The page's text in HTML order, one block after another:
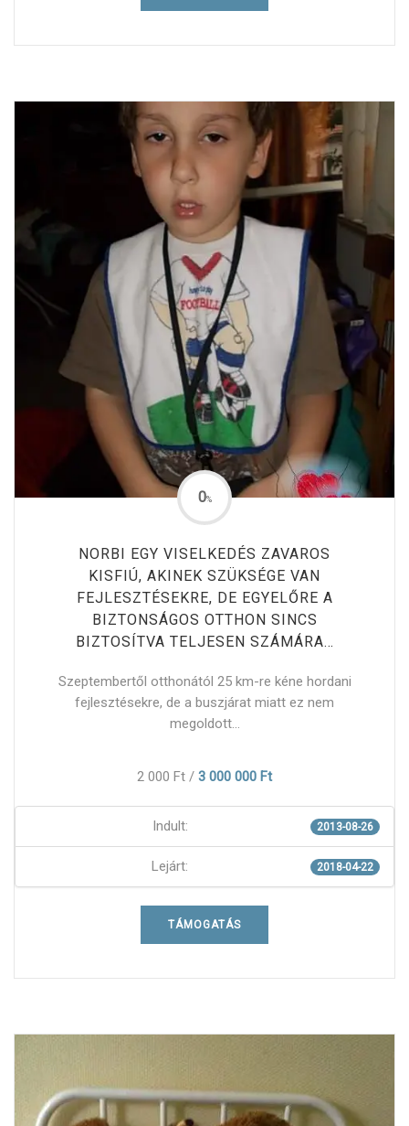
NORBI EGY VISELKEDÉS ZAVAROS
KISFIÚ, AKINEK SZÜKSÉGE VAN
FEJLESZTÉSEKRE, DE EGYELŐRE A
BIZTONSÁGOS OTTHON SINCS
BIZTOSÍTVA TELJESEN SZÁMÁRA…
Szeptembertől otthonától 25 km-re kéne hordani
fejlesztésekre, de a buszjárat miatt ez nem
megoldott...
0%
2 000 Ft / 3 000 000 Ft
Indult: 2013-08-26
Lejárt: 2018-04-22
TÁMOGATÁS